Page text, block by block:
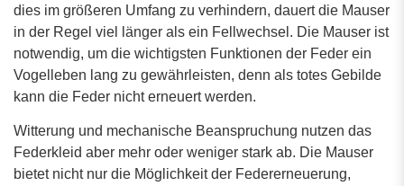
dies im größeren Umfang zu verhindern, dauert die Mauser
in der Regel viel länger als ein Fellwechsel. Die Mauser ist
notwendig, um die wichtigsten Funktionen der Feder ein
Vogelleben lang zu gewährleisten, denn als totes Gebilde
kann die Feder nicht erneuert werden.
Witterung und mechanische Beanspruchung nutzen das
Federkleid aber mehr oder weniger stark ab. Die Mauser
bietet nicht nur die Möglichkeit der Federerneuerung,